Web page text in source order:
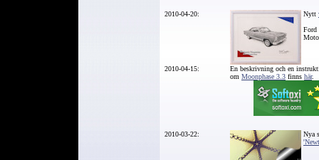
2010-04-20: Nytt
Ford
2010-04-15:
En beskrivning och en
om Moonphase 3.3 finns här.
2010-03-22:
Nya